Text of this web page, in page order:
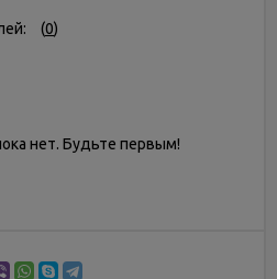
(0)
нет. Будьте первым!